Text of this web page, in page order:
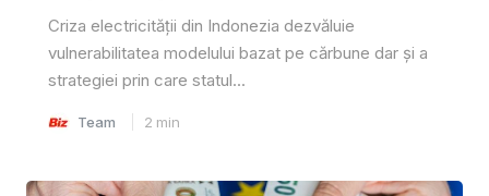
Criza electricității din Indonezia dezvăluie
vulnerabilitatea modelului bazat pe cărbune dar și a
strategiei prin care statul...
Team 2 min